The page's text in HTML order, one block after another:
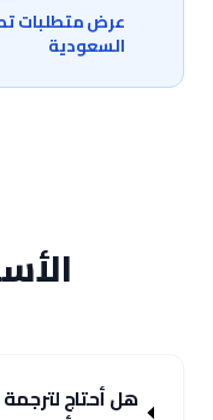
عرض متطلبات
السعودية
هل أحتاج